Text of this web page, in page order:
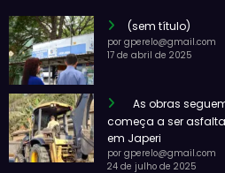
(sem título)
por gperelo@gmail.com
17 de abril de 2025
As obras
começa a ser
em Japeri
por gperelo@gmail.com
24 de julho de 2025